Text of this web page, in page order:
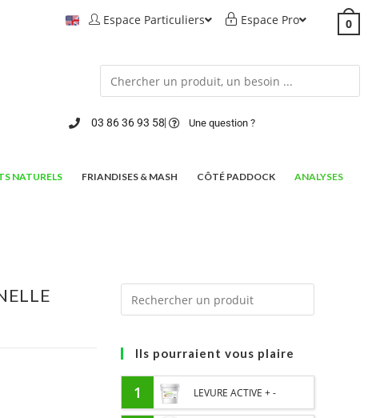
Espace Particuliers Espace Pro 0
03 86 36 93 58 Une question ?
NATURELS FRIANDISES & MASH CÔTÉ PADDOCK ANALYSES
Ils pourraient vous plaire
1 LEVURE ACTIVE + -